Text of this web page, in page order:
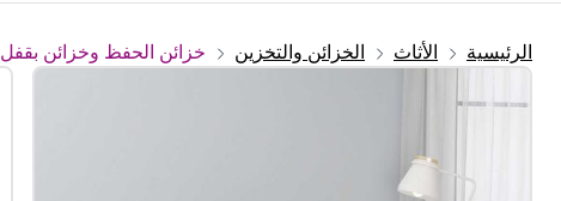
الرئيسية الأثاث الخزائن والتخزين خزائن الحفظ وخزائن بقفل